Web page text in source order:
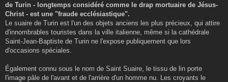
de Turin - longtemps considéré comme le drap mortuaire de Jésus-
Christ - est une "fraude ecclésiastique".
Le suaire de Turin est l'un des objets anciens les plus précieux, qui attire
d'innombrables touristes dans la ville italienne, même si la cathédrale
Saint-Jean-Baptiste de Turin ne l'expose publiquement que lors
d'occasions spéciales.
Également connu sous le nom de Saint Suaire, le tissu de lin porte
l'image pâle de l'avant et de l'arrière d'un homme nu. Les croyants le